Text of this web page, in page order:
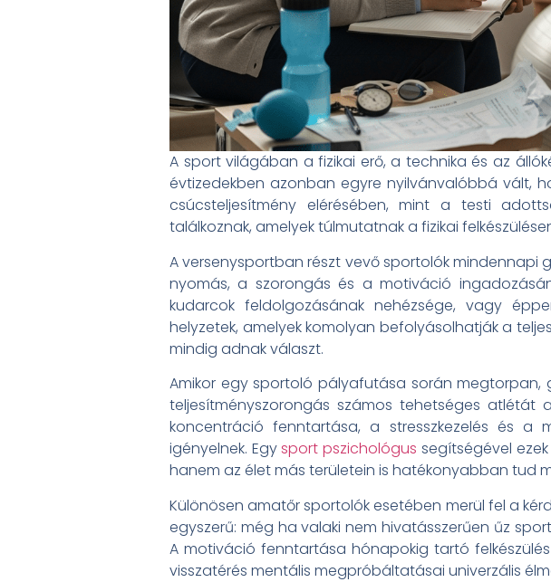
A sport világában a fizikai erő, a technika és az
évtizedekben azonban egyre nyilvánvalóbbá vált,
csúcsteljesítmény elérésében, mint a testi
találkoznak, amelyek túlmutatnak a fizikai
A versenysportban részt vevő sportolók mindennapi
nyomás, a szorongás és a motiváció
kudarcok feldolgozásának nehézsége, vagy
helyzetek, amelyek komolyan befolyásolhatják a
mindig adnak választ.
Amikor egy sportoló pályafutása során
teljesítményszorongás számos tehetséges atlétát
koncentráció fenntartása, a stresszkezelés és a
igényelnek. Egysport pszichológus segítségével
hanem az élet más területein is hatékonyabban tud
Különösen amatőr sportolók esetében merül fel a
egyszerű: még ha valaki nem hivatásszerűen űz
A motiváció fenntartása hónapokig tartó
visszatérés mentális megpróbáltatásai univerzális